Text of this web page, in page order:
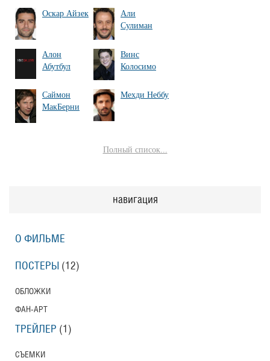
Оскар Айзек
Али
Сулиман
Алон
Абутбул
Винс
Колосимо
Саймон
МакБерни
Мехди Неббу
Полный список...
навигация
О ФИЛЬМЕ
ПОСТЕРЫ (12)
ОБЛОЖКИ
ФАН-АРТ
ТРЕЙЛЕР (1)
СЪЕМКИ